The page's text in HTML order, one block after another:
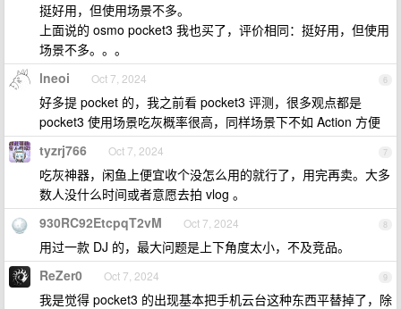
挺好用，但使用场景不多。
上面说的 osmo pocket3 我也买了，评价相同：挺好用，但使用
场景不多。。。
6
lneoi Oct 7, 2024
好多提 pocket 的，我之前看 pocket3 评测，很多观点都是
pocket3 使用场景吃灰概率很高，同样场景下不如 Action 方便
7
tyzrj766 Oct 7, 2024
吃灰神器，闲鱼上便宜收个没怎么用的就行了，用完再卖。大多
数人没什么时间或者意愿去拍 vlog 。
8
930RC92EtcpqT2vM Oct 7, 2024
用过一款 DJ 的，最大问题是上下角度太小，不及竞品。
9
ReZer0 Oct 7, 2024
我是觉得 pocket3 的出现基本把手机云台这种东西平替掉了，除